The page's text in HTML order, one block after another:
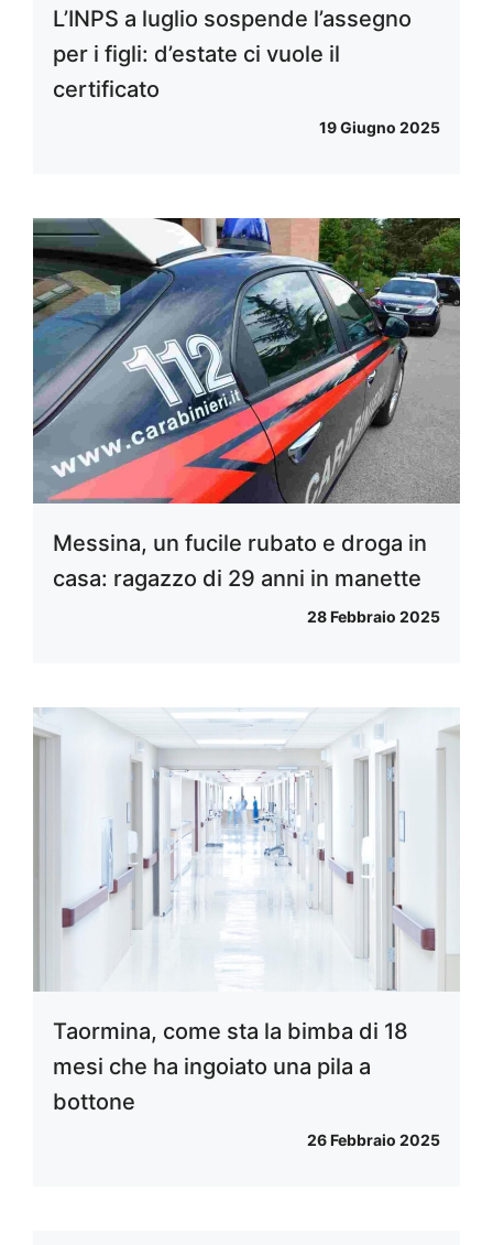
L’INPS a luglio sospende l’assegno
per i figli: d’estate ci vuole il
certificato
19 Giugno 2025
Messina, un fucile rubato e droga in
casa: ragazzo di 29 anni in manette
28 Febbraio 2025
Taormina, come sta la bimba di 18
mesi che ha ingoiato una pila a
bottone
26 Febbraio 2025